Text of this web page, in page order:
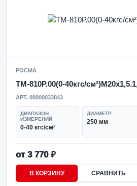
РОСМА
ТМ-810Р.00(0-40кгс/
АРТ. 00000033843
ДИАПАЗОН
ИЗМЕРЕНИЙ
0-40 кгс/см²
ДИАМЕТР
250 мм
от 3 770 ₽
В КОРЗИНУ СРАВНИТЬ